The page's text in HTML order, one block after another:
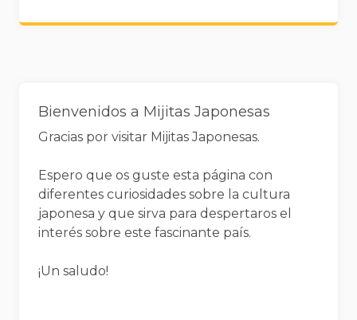
Bienvenidos a Mijitas Japonesas
Gracias por visitar Mijitas Japonesas.
Espero que os guste esta página con
diferentes curiosidades sobre la cultura
japonesa y que sirva para despertaros el
interés sobre este fascinante país.
¡Un saludo!